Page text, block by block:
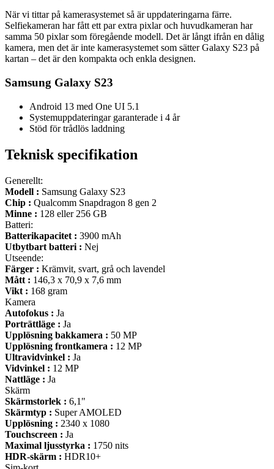
När vi tittar på kamerasystemet så är uppdateringarna färre.
Selfiekameran har fått ett par extra pixlar och huvudkameran har
samma 50 pixlar som föregående modell. Det är långt ifrån en dålig
kamera, men det är inte kamerasystemet som sätter Galaxy S23 på
kartan – det är den kompakta och enkla designen.
Samsung Galaxy S23
Android 13 med One UI 5.1
Systemuppdateringar garanterade i 4 år
Stöd för trådlös laddning
Teknisk specifikation
Generellt:
Modell : Samsung Galaxy S23
Chip : Qualcomm Snapdragon 8 gen 2
Minne : 128 eller 256 GB
Batteri:
Batterikapacitet : 3900 mAh
Utbytbart batteri : Nej
Utseende:
Färger : Krämvit, svart, grå och lavendel
Mått : 146,3 x 70,9 x 7,6 mm
Vikt : 168 gram
Kamera
Autofokus : Ja
Porträttläge : Ja
Upplösning bakkamera : 50 MP
Upplösning frontkamera : 12 MP
Ultravidvinkel : Ja
Vidvinkel : 12 MP
Nattläge : Ja
Skärm
Skärmstorlek : 6,1"
Skärmtyp : Super AMOLED
Upplösning : 2340 x 1080
Touchscreen : Ja
Maximal ljusstyrka : 1750 nits
HDR-skärm : HDR10+